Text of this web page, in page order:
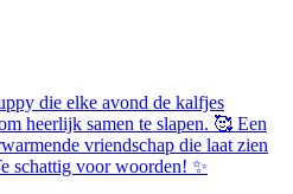
die elke avond de kalfjes
heerlijk samen te slapen. 🥰 Een
vriendschap die laat zien
schattig voor woorden! ✨